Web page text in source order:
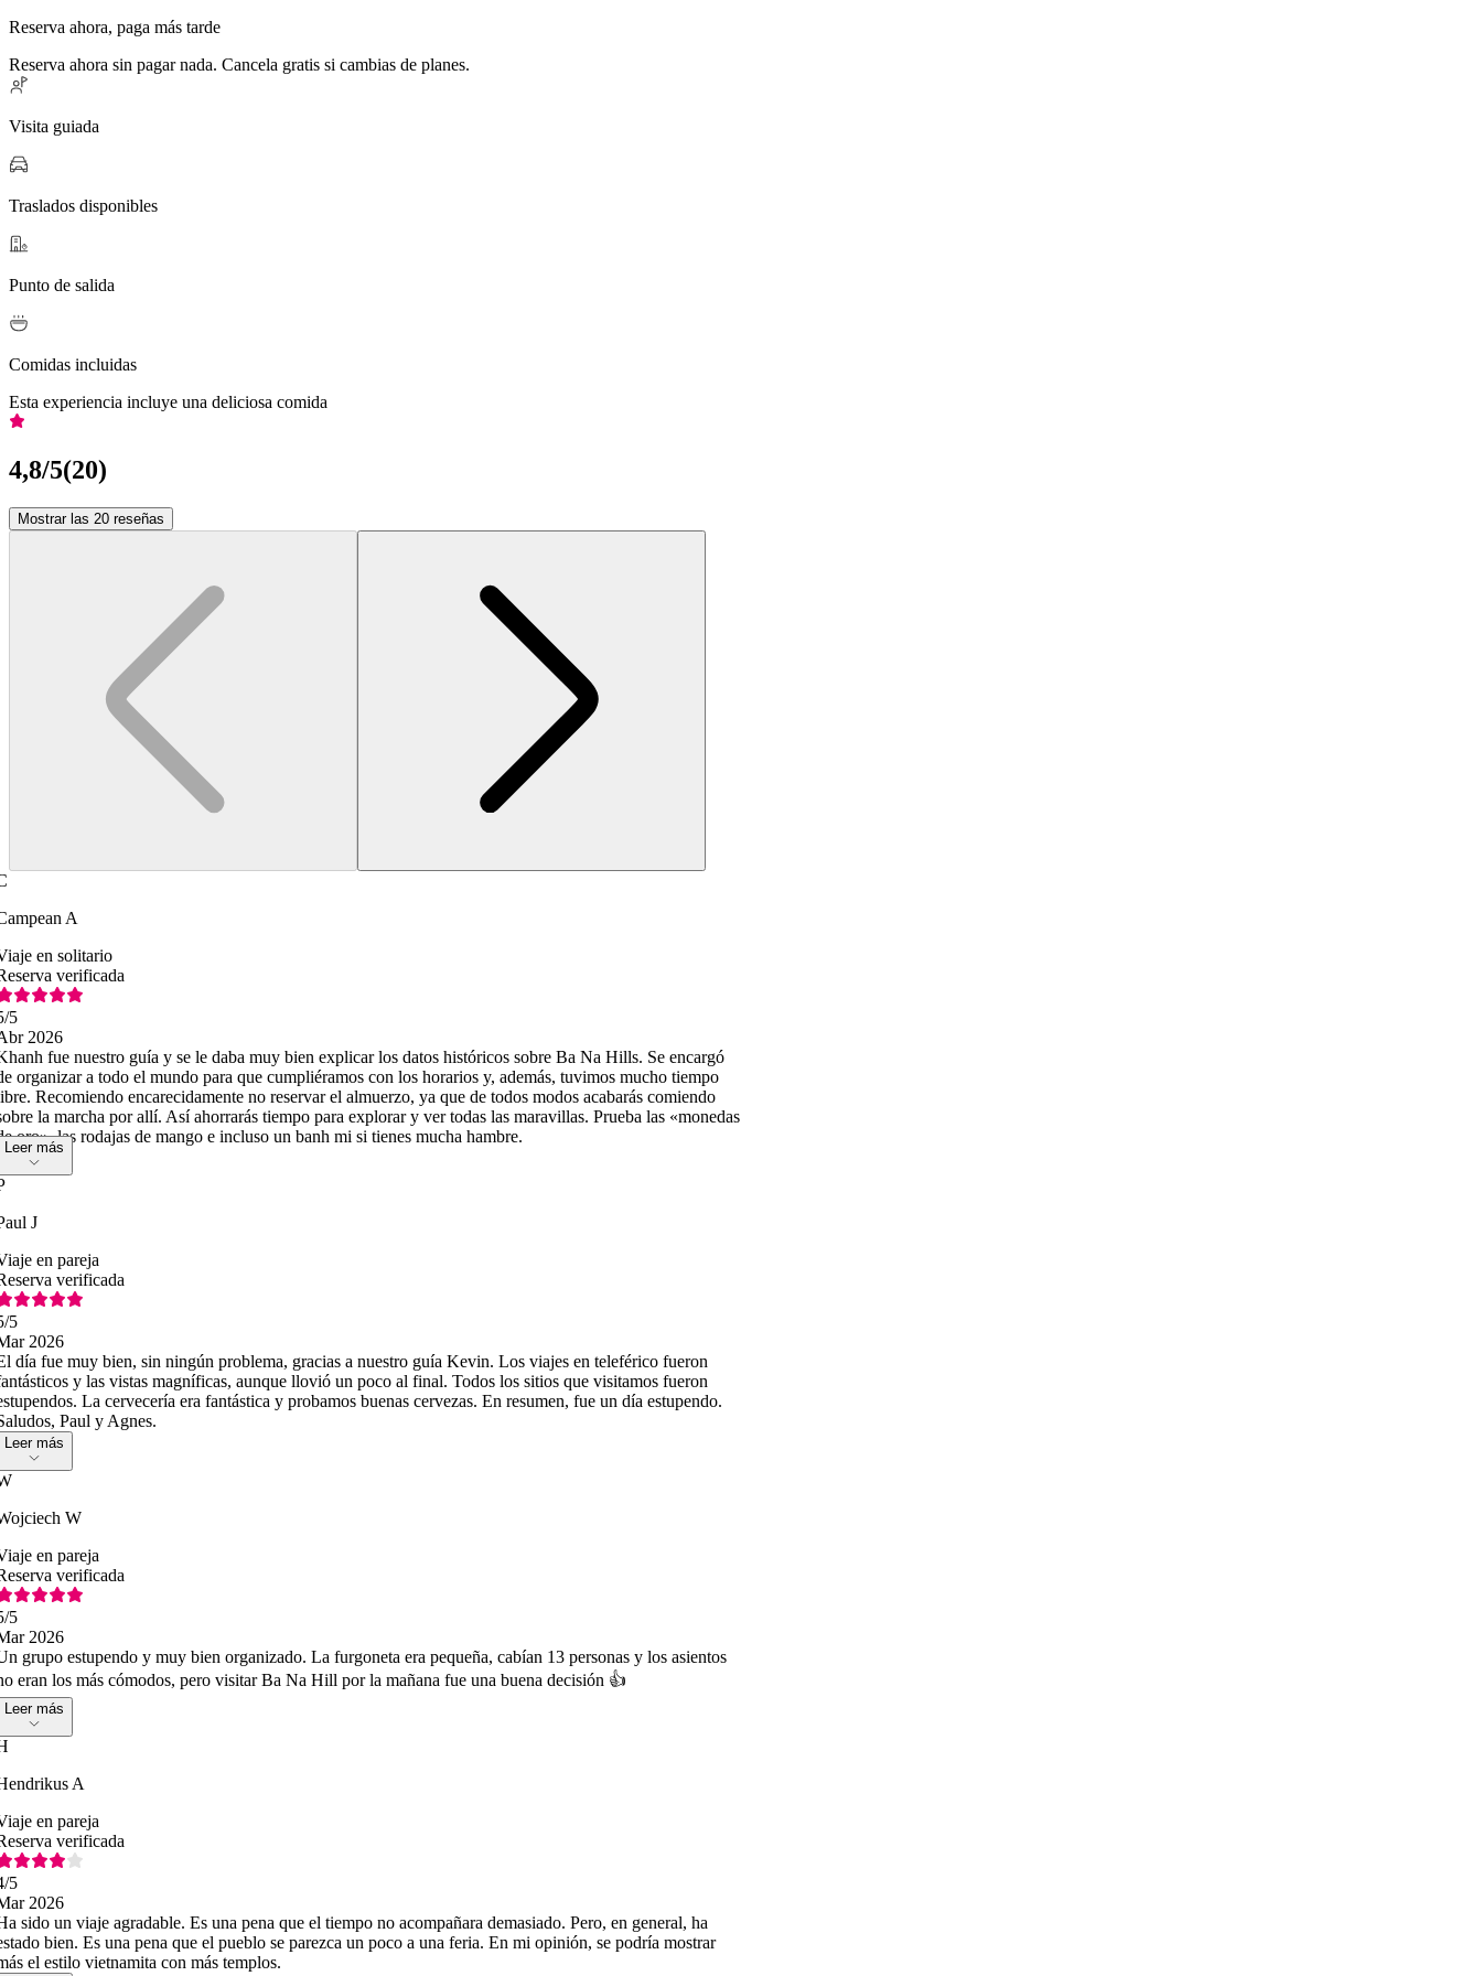
Reserva ahora, paga más tarde
Reserva ahora sin pagar nada. Cancela gratis si cambias de planes.
Visita guiada
Traslados disponibles
Punto de salida
Comidas incluidas
Esta experiencia incluye una deliciosa comida
4,8/5(20)
Mostrar las 20 reseñas
A
en solitario
verificada
/5
2026
fue nuestro guía y se le daba muy bien explicar los datos históricos sobre Ba Na Hills. Se encargó
organizar a todo el mundo para que cumpliéramos con los horarios y, además, tuvimos mucho tiempo
Recomiendo encarecidamente no reservar el almuerzo, ya que de todos modos acabarás comiendo
la marcha por allí. Así ahorrarás tiempo para explorar y ver todas las maravillas. Prueba las «monedas
oro», las rodajas de mango e incluso un banh mi si tienes mucha hambre.
Leer más
J
en pareja
verificada
/5
2026
día fue muy bien, sin ningún problema, gracias a nuestro guía Kevin. Los viajes en teleférico fueron
y las vistas magníficas, aunque llovió un poco al final. Todos los sitios que visitamos fueron
La cervecería era fantástica y probamos buenas cervezas. En resumen, fue un día estupendo.
Paul y Agnes.
Leer más
W
en pareja
verificada
/5
2026
grupo estupendo y muy bien organizado. La furgoneta era pequeña, cabían 13 personas y los asientos
eran los más cómodos, pero visitar Ba Na Hill por la mañana fue una buena decisión 👍
Leer más
A
en pareja
verificada
/5
2026
sido un viaje agradable. Es una pena que el tiempo no acompañara demasiado. Pero, en general, ha
bien. Es una pena que el pueblo se parezca un poco a una feria. En mi opinión, se podría mostrar
el estilo vietnamita con más templos.